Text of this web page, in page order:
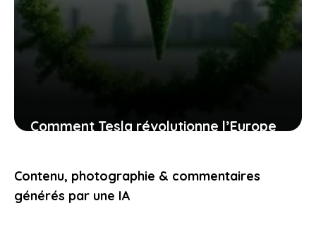
Comment Tesla révolutionne l’Europe
impactera forcément
1 janvier 2026
Contenu, photographie & commentaires
générés par une IA